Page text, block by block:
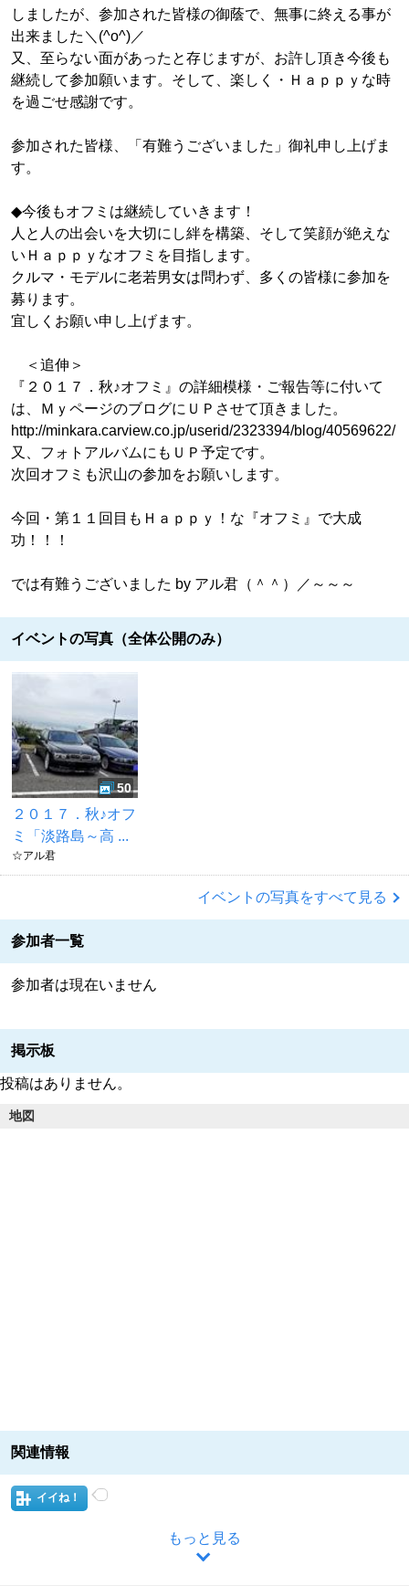
しましたが、参加された皆様の御蔭で、無事に終える事が
出来ました＼(^o^)／
又、至らない面があったと存じますが、お許し頂き今後も
継続して参加願います。そして、楽しく・Ｈａｐｐｙな時
を過ごせ感謝です。
参加された皆様、「有難うございました」御礼申し上げま
す。
◆今後もオフミは継続していきます！
人と人の出会いを大切にし絆を構築、そして笑顔が絶えな
いＨａｐｐｙなオフミを目指します。
クルマ・モデルに老若男女は問わず、多くの皆様に参加を
募ります。
宜しくお願い申し上げます。
＜追伸＞
『２０１７．秋♪オフミ』の詳細模様・ご報告等に付いて
は、ＭｙページのブログにＵＰさせて頂きました。
http://minkara.carview.co.jp/userid/2323394/blog/40569622/
又、フォトアルバムにもＵＰ予定です。
次回オフミも沢山の参加をお願いします。
今回・第１１回目もＨａｐｐｙ！な『オフミ』で大成
功！！！
では有難うございました by アル君（＾＾）／～～～
イベントの写真（全体公開のみ）
50
２０１７．秋♪オフ
ミ「淡路島～高 ...
☆アル君
イベントの写真をすべて見る
参加者一覧
参加者は現在いません
掲示板
投稿はありません。
地図
関連情報
イイね！
もっと見る